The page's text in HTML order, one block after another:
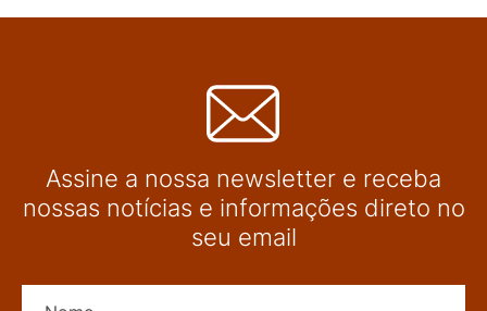
Assine a nossa newsletter e receba
nossas notícias e informações direto no
seu email